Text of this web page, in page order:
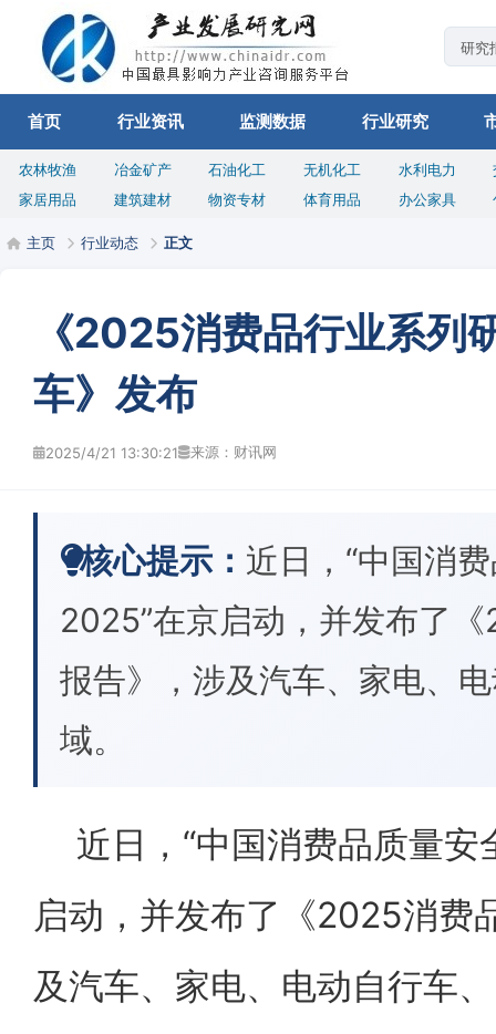
首页 行业资讯 监测数据 行业研究
农林牧渔 冶金矿产 石油化工 无机化工 水利电力
家居用品
建筑建材 物资专材 体育用品 办公家具
主页 行业动态 正文
《2025消费品行业系
车》发布
2025/4/21 13:30:21 来源：财讯网
核心提示： 近日，“中国消
2025”在京启动，并发布了
报告》，涉及汽车、家电、
域。
近日，“中国消费品质量
启动，并发布了《2025消费
及汽车、家电、电动自行车